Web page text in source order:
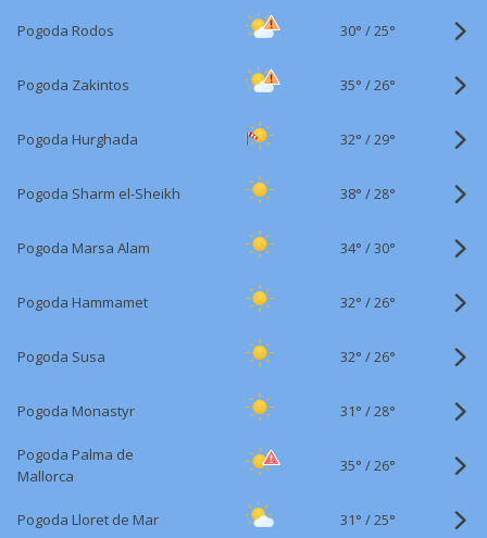
Pogoda Rodos 30° /25°
Pogoda Zakintos 35° /26°
Pogoda Hurghada 32° /29°
Pogoda Sharm el-Sheikh 38° /28°
Pogoda Marsa Alam 34° /30°
Pogoda Hammamet 32° /26°
Pogoda Susa 32° /26°
Pogoda Monastyr 31° /28°
Pogoda Palma de
Mallorca
35° /26°
Pogoda Lloret de Mar 31° /25°